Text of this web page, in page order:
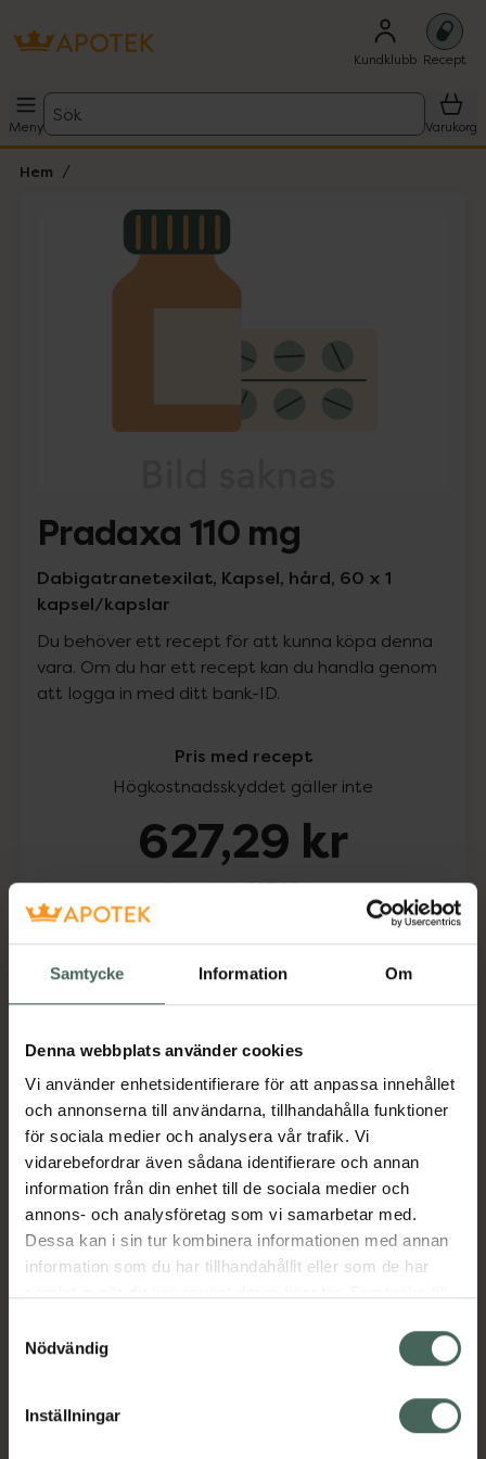
Samtycke Information Om
Denna webbplats använder cookies
Vi använder enhetsidentifierare för att anpassa innehållet
och annonserna till användarna, tillhandahålla funktioner
för sociala medier och analysera vår trafik. Vi
vidarebefordrar även sådana identifierare och annan
information från din enhet till de sociala medier och
annons- och analysföretag som vi samarbetar med.
Dessa kan i sin tur kombinera informationen med annan
information som du har tillhandahållit eller som de har
återkalla ditt samtycke via webbplatsens
cookieinställningar. Ett återkallat samtycke påverkar inte
lagligheten av behandling som skett innan återkallelsen.
Nödvändig
Inställningar
Kundklubb Recept
Meny
Sök
Varukorg
Hem
Lista: . Innehåller 1 objekt.
Pradaxa 110 mg
Dabigatranetexilat, Kapsel, hård, 60 x 1
kapsel/kapslar
Du behöver ett recept för att kunna köpa denna
vara. Om du har ett recept kan du handla genom
att logga in med ditt bank-ID.
Pris med recept
Högkostnadsskyddet gäller inte
627,29 kr
I apotek:627,29 kr
Köp via ditt recept
Aktuella erbjudanden
Beskrivning Dölj
Läs alltid bipacksedeln innan
användning.
EAN:
04048846014559
Bipacksedel från FASS Visa